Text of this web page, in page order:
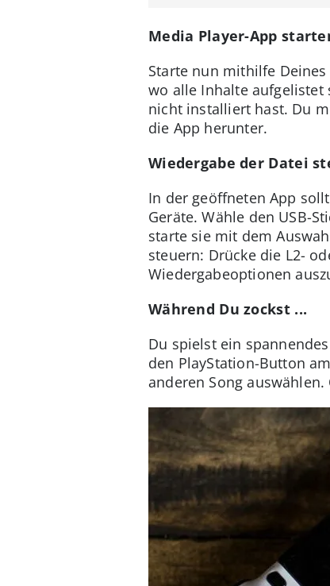
Media Player-App
Starte nun mithilfe
wo alle Inhalte aufgelistet
nicht installiert hast. Du
die App herunter.
Wiedergabe der Datei
In der geöffneten App
Geräte. Wähle den USB-
starte sie mit dem
steuern: Drücke die L2-
Wiedergabeoptionen
Während Du zockst ...
Du spielst ein
den PlayStation-Button
anderen Song